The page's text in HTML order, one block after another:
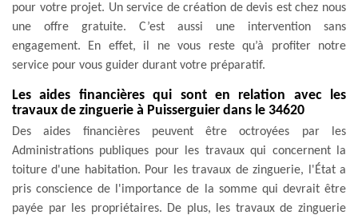
pour votre projet. Un service de création de devis est chez nous
une offre gratuite. C’est aussi une intervention sans
engagement. En effet, il ne vous reste qu’à profiter notre
service pour vous guider durant votre préparatif.
Les aides financières qui sont en relation avec les
travaux de zinguerie à Puisserguier dans le 34620
Des aides financières peuvent être octroyées par les
Administrations publiques pour les travaux qui concernent la
toiture d'une habitation. Pour les travaux de zinguerie, l'État a
pris conscience de l'importance de la somme qui devrait être
payée par les propriétaires. De plus, les travaux de zinguerie